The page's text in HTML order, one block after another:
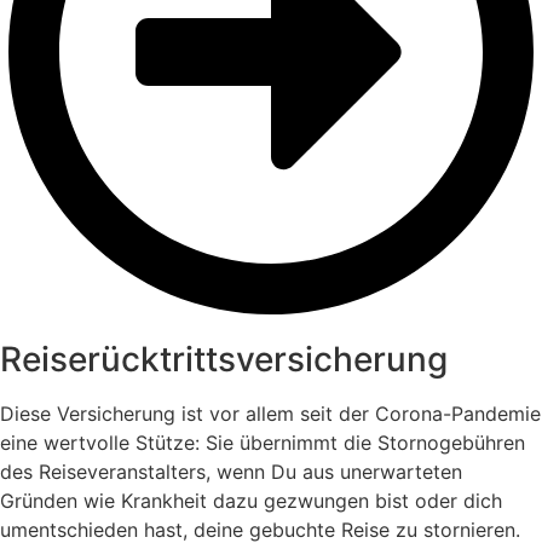
Reiserücktritts­versicherung
Diese Versicherung ist vor allem seit der Corona-Pandemie
eine wertvolle Stütze: Sie übernimmt die Stornogebühren
des Reiseveranstalters, wenn Du aus unerwarteten
Gründen wie Krankheit dazu gezwungen bist oder dich
umentschieden hast, deine gebuchte Reise zu stornieren.